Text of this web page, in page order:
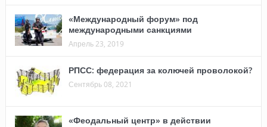
«Международный форум» под
международными санкциями
Апрель 23, 2019
РПСС: федерация за колючей проволокой?
Сентябрь 08, 2021
«Феодальный центр» в действии